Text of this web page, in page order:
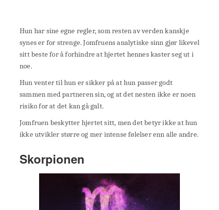
Hun har sine egne regler, som resten av verden kanskje
synes er for strenge. Jomfruens analytiske sinn gjør likevel
sitt beste for å forhindre at hjertet hennes kaster seg ut i
noe.
Hun venter til hun er sikker på at hun passer godt
sammen med partneren sin, og at det nesten ikke er noen
risiko for at det kan gå galt.
Jomfruen beskytter hjertet sitt, men det betyr ikke at hun
ikke utvikler større og mer intense følelser enn alle andre.
Skorpionen